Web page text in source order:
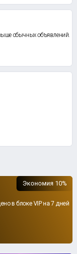
обычных объявлений.
в блоке VIP на 7 дней
Экономия 10%